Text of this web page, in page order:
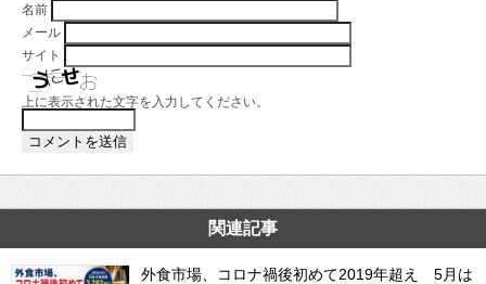
名前
メール
サイト
上に表示された文字を入力してください。
関連記事
外食市場、コロナ禍後初めて2019年超え 5月は